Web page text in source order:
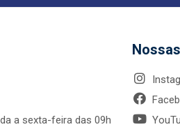
a sexta-feira das 09h